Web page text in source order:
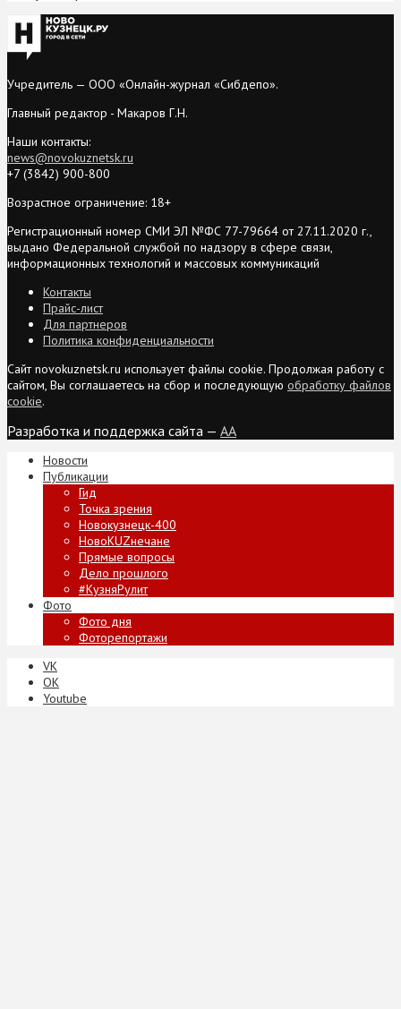
Учредитель — ООО «Онлайн-журнал «Сибдепо».
Главный редактор - Макаров Г.Н.
Наши контакты:
news@novokuznetsk.ru
+7 (3842) 900-800
Возрастное ограничение: 18+
Регистрационный номер СМИ ЭЛ №ФС 77-79664 от 27.11.2020 г.,
выдано Федеральной службой по надзору в сфере связи,
информационных технологий и массовых коммуникаций
Контакты
Прайс-лист
Для партнеров
Политика конфиденциальности
Сайт novokuznetsk.ru использует файлы cookie. Продолжая работу с
сайтом, Вы соглашаетесь на сбор и последующую обработку файлов
cookie.
Разработка и поддержка сайта — AA
Новости
Публикации
Гид
Точка зрения
Новокузнецк-400
НовоKUZнечане
Прямые вопросы
Дело прошлого
#КузняРулит
Фото
Фото дня
Фоторепортажи
VK
ОК
Youtube